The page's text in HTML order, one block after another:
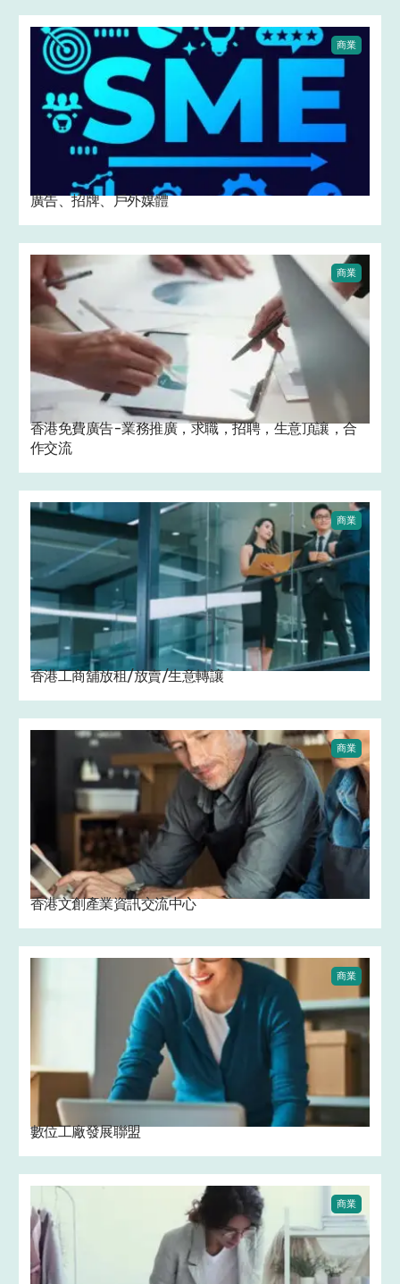
商業
廣告、招牌、戶外媒體
商業
香港免費廣告-業務推廣，求職，招聘，生意頂讓，合
作交流
商業
香港工商舖放租/放賣/生意轉讓
商業
香港文創產業資訊交流中心
商業
數位工廠發展聯盟
商業